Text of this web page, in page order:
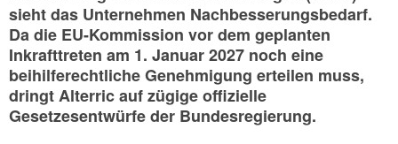
sieht das Unternehmen Nachbesserungsbedarf.
Da die EU-Kommission vor dem geplanten
Inkrafttreten am 1. Januar 2027 noch eine
beihilferechtliche Genehmigung erteilen muss,
dringt Alterric auf zügige offizielle
Gesetzesentwürfe der Bundesregierung.